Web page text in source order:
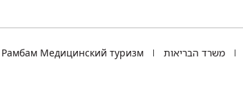
משרד הבריאות Рамбам Медицинский туризм